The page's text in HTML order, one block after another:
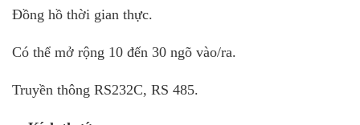
Đồng hồ thời gian thực.
Có thể mở rộng 10 đến 30 ngõ vào/ra.
Truyền thông RS232C, RS 485.